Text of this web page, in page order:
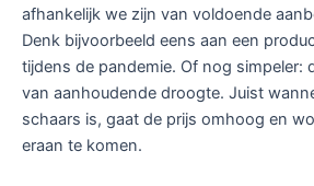
afhankelijk we zijn van voldoende
Denk bijvoorbeeld eens aan een
tijdens de pandemie. Of nog simpeler:
van aanhoudende droogte. Juist
schaars is, gaat de prijs omhoog en
eraan te komen.